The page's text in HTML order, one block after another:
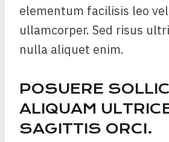
elementum facilisis leo
ullamcorper. Sed risus
nulla aliquet enim.
POSUERE
ALIQUAM
SAGITTIS ORCI.